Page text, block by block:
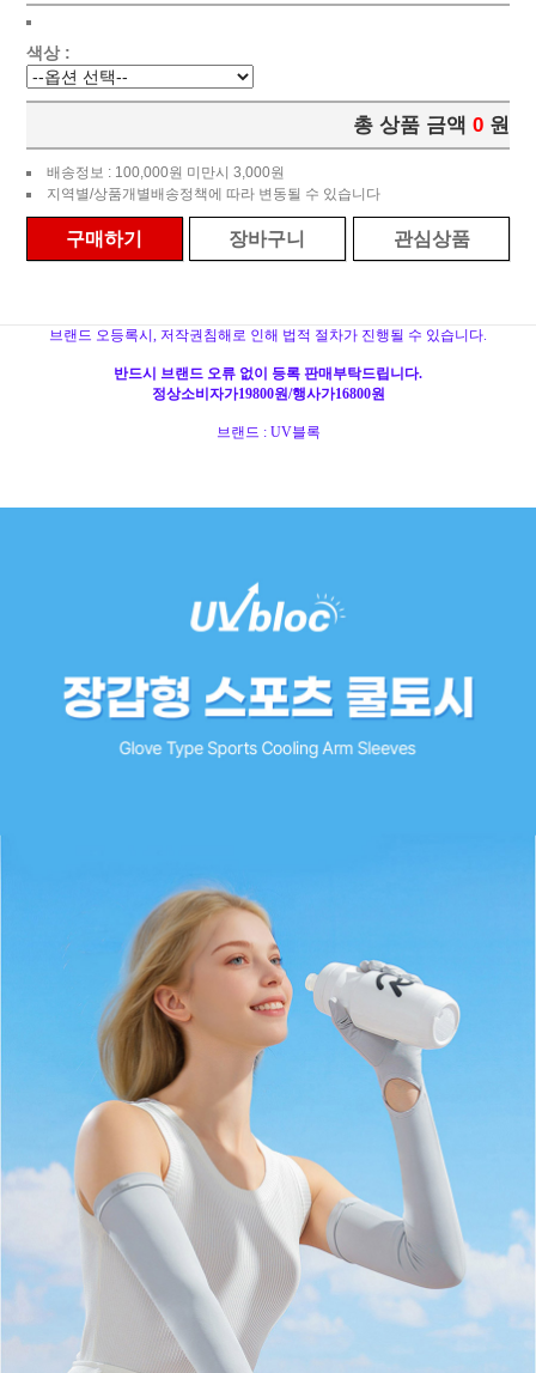
색상 :
총 상품 금액 0 원
배송정보 : 100,000원 미만시 3,000원
지역별/상품개별배송정책에 따라 변동될 수 있습니다
구매하기 장바구니 관심상품
브랜드 오등록시, 저작권침해로 인해 법적 절차가 진행될 수 있습니다.
반드시 브랜드 오류 없이 등록 판매부탁드립니다.
정상소비자가19800원/행사가16800원
브랜드 : UV블록